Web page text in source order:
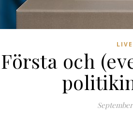
Första och